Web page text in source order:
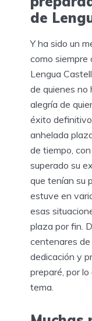
de
Y ha sido un
como siempre
Lengua
de quienes no
alegría de
éxito
anhelada
de tiempo,
superado su
que tenían su
estuve en
esas
plaza por fin.
centenares de
dedicación y
preparé, por
tema.